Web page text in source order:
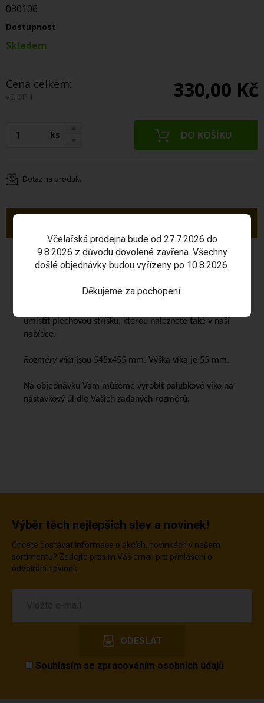
030106
Dostupnost
Skladem
Cena celkem:
vč. DPH 330,00 Kč
ks
Dotaz na produkt
Víko palubkovéje určeno pro nástavkové úly Langstroth
2/3 a je vyrobeno z palubek. Víko je nezateplené, ale na
umístit plechovou stříšku, kterou naleznete také v naší
nabídce.
Rozměry víka jsou 545x455 mm. Výška víka je 55 mm.
Na objednávku Vám můžeme vyrobit palubkové víko na
nástavkový úl dle Vašich zadaných rozměrů.
Výběr těch nejlepších slev a novinek!
Chcete dostávat informace o akcích, novinkách v našem
sortimentu? Zadejte prosím Váš email pro přihlášení o
odebírání novinek.
Souhlasím se zpracováním osobních údajů
Včelařská prodejna bude od 27.7.2026 do
9.8.2026 z důvodu dovolené zavřena. Všechny
došlé objednávky budou vyřízeny po 10.8.2026.
Děkujeme za pochopení.